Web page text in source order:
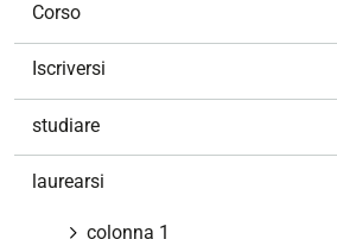
Corso
Iscriversi
studiare
laurearsi
colonna 1